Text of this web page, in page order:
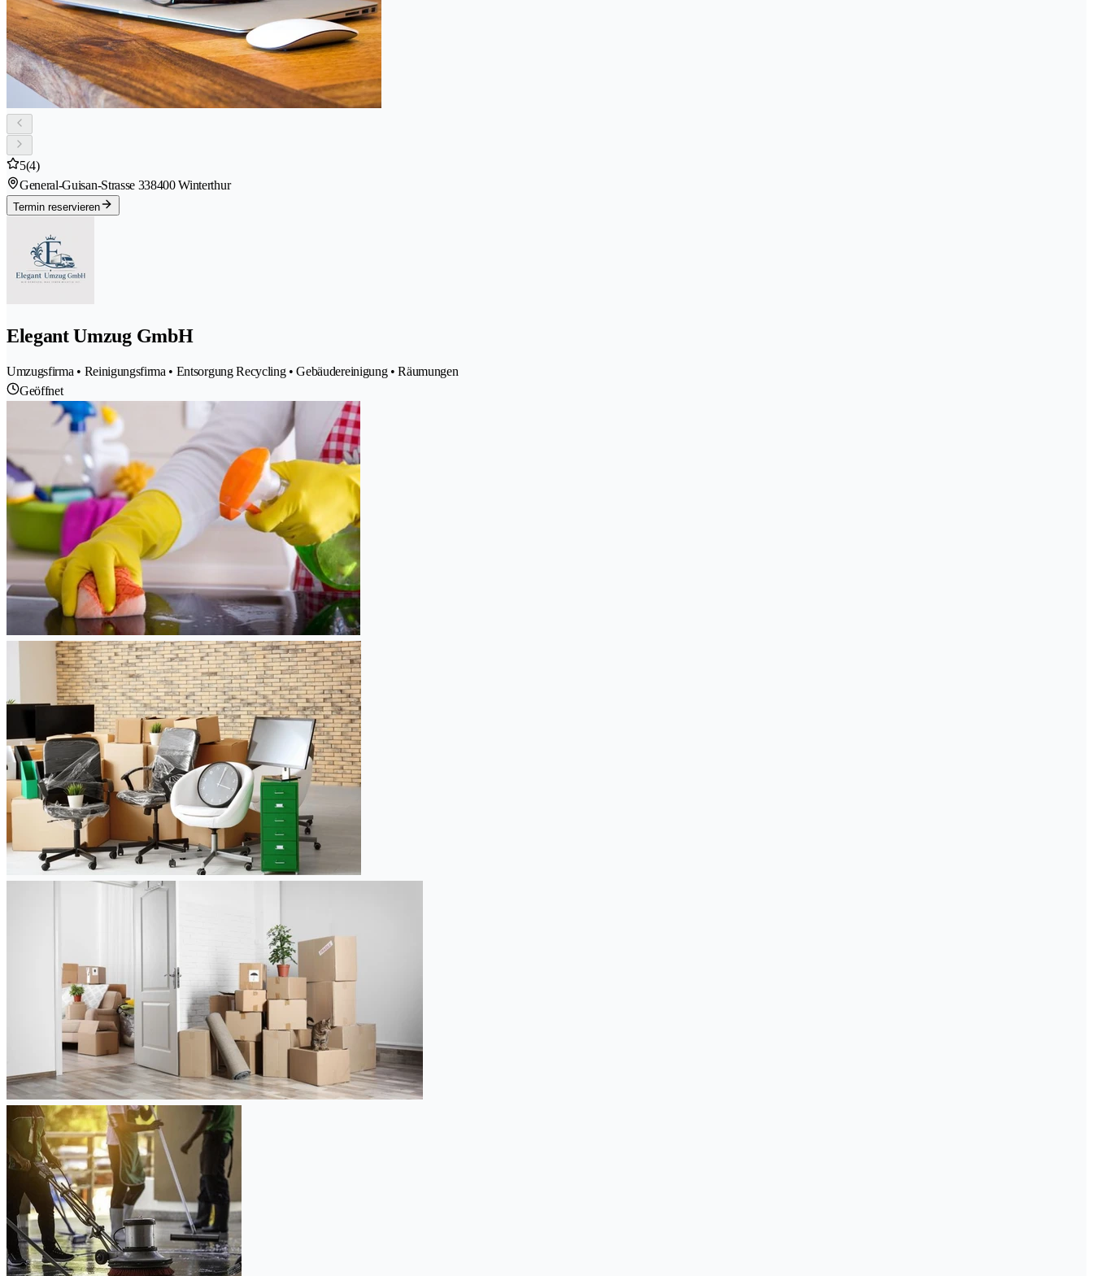
5(4)
General-Guisan-Strasse 338400 Winterthur
Termin reservieren
Elegant Umzug GmbH
Umzugsfirma • Reinigungsfirma • Entsorgung Recycling • Gebäudereinigung • Räumungen
Geöffnet